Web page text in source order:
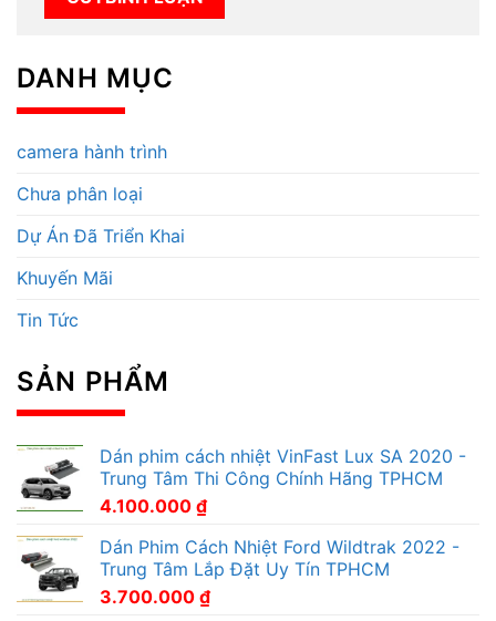
DANH MỤC
camera hành trình
Chưa phân loại
Dự Án Đã Triển Khai
Khuyến Mãi
Tin Tức
SẢN PHẨM
Dán phim cách nhiệt VinFast Lux SA 2020 -
Trung Tâm Thi Công Chính Hãng TPHCM
4.100.000 ₫
Dán Phim Cách Nhiệt Ford Wildtrak 2022 -
Trung Tâm Lắp Đặt Uy Tín TPHCM
3.700.000 ₫